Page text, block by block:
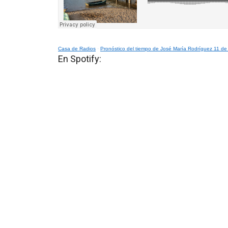
Casa de Radios · Pronóstico del tiempo de José María Rodríguez 11
En Spotify: